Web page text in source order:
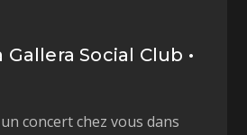
Gallera Social Club •
un concert chez vous dans